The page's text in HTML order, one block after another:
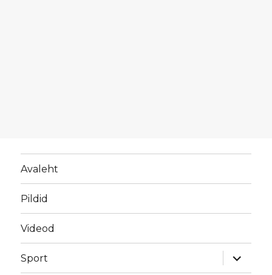
Avaleht
Pildid
Videod
Sport
laienda